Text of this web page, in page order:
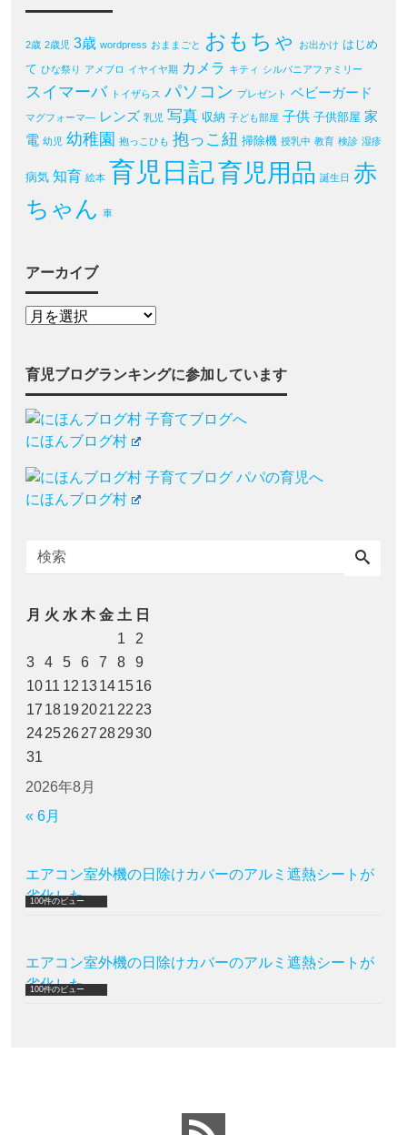
2歳 2歳児 3歳 wordpress おままごと おもちゃ お出かけ はじめ
て ひな祭り アメブロ イヤイヤ期 カメラ キティ シルバニアファミリー
スイマーバ トイザらス パソコン プレゼント ベビーガード
マグフォーマ― レンズ 乳児 写真 収納 子ども部屋 子供 子供部屋 家
電 幼児 幼稚園 抱っこひも 抱っこ紐 掃除機 授乳中 教育 検診 湿疹
病気 知育 絵本 育児日記育児用品 誕生日 赤
ちゃん 車
アーカイブ
育児ブログランキングに参加しています
にほんブログ村
にほんブログ村
2026年8月
月 火 水 木 金 土 日
1
2
3
4 5 6 7 8
9
1011 12 13141516
17 18192021 22 23
24252627 282930
31
« 6月
エアコン室外機の日除けカバーのアルミ遮熱シートが
劣化した
100件のビュー
エアコン室外機の日除けカバーのアルミ遮熱シートが
劣化した
100件のビュー